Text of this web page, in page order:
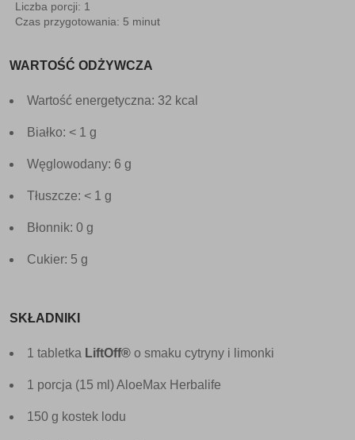
Liczba porcji: 1
Czas przygotowania: 5 minut
WARTOŚĆ ODŻYWCZA
Wartość energetyczna: 32 kcal
Białko: < 1 g
Węglowodany: 6 g
Tłuszcze: < 1 g
Błonnik: 0 g
Cukier: 5 g
SKŁADNIKI
1 tabletka LiftOff® o smaku cytryny i limonki
1 porcja (15 ml) AloeMax Herbalife
150 g kostek lodu